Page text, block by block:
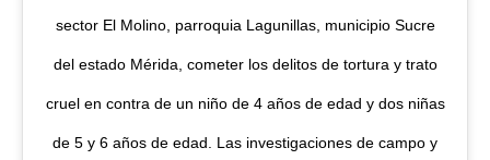
sector El Molino, parroquia Lagunillas, municipio Sucre
del estado Mérida, cometer los delitos de tortura y trato
cruel en contra de un niño de 4 años de edad y dos niñas
de 5 y 6 años de edad. Las investigaciones de campo y